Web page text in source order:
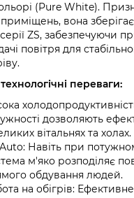
(Pure White).
вона
ZS, забезпечуючи
повітря для
переваги:
дозволяють
вітальнях та холах.
Навіть при
м'яко розподіляє
обдування людей.
на обігрів: